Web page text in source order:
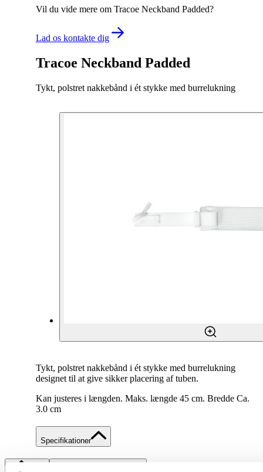
Tracoe Neckband Padded
Tykt, polstret nakkebånd i ét stykke med burrelukning
Tykt, polstret nakkebånd i ét stykke med burrelukning
designet til at give sikker placering af tuben.
Kan justeres i længden. Maks. længde 45 cm. Bredde Ca.
3.0 cm
Specifikationer
Vil du vide mere om Tracoe Neckband Padded?
Lad os kontakte dig